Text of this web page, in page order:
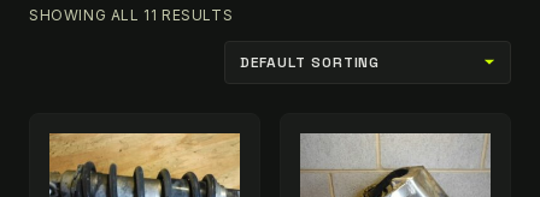
SHOWING ALL 11 RESULTS